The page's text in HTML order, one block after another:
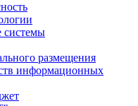
размещения
информационных